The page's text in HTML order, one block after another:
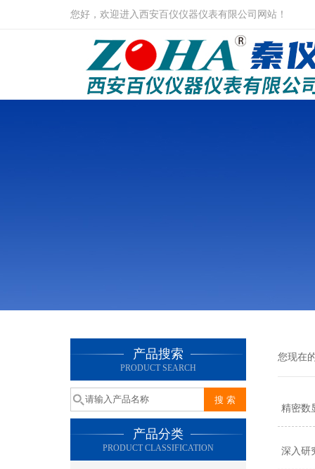
您好，欢迎进入西安百仪仪器仪表有限公司网站！
产品搜索
PRODUCT SEARCH
产品分类
PRODUCT CLASSIFICATION
您现在
精密数
深入研